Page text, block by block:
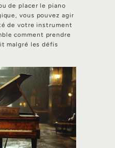
de placer le piano
vous pouvez agir
de votre instrument
comment prendre
malgré les défis